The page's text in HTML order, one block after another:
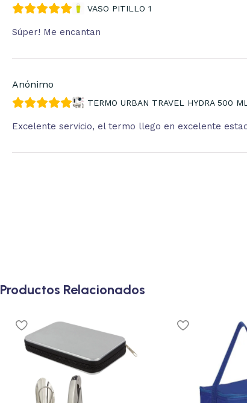
VASO PITILLO 1
Súper! Me encantan
Anónimo
TERMO URBAN TRAVEL HYDRA 500 ML
Excelente servicio, el termo llego en excelente
Productos Relacionados